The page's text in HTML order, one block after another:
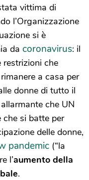
vittima di
l’Organizzazione
si è
da coronavirus: il
restrizioni che
a casa per
donne di tutto il
che UN
che si batte per
delle donne,
pandemic (“la
l’aumento della
.